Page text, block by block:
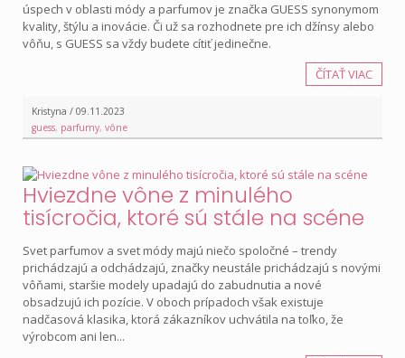
úspech v oblasti módy a parfumov je značka GUESS synonymom
kvality, štýlu a inovácie. Či už sa rozhodnete pre ich džínsy alebo
vôňu, s GUESS sa vždy budete cítiť jedinečne.
ČÍTAŤ VIAC
Kristyna / 09.11.2023
guess, parfumy, vône
Hviezdne vône z minulého
tisícročia, ktoré sú stále na scéne
Svet parfumov a svet módy majú niečo spoločné – trendy
prichádzajú a odchádzajú, značky neustále prichádzajú s novými
vôňami, staršie modely upadajú do zabudnutia a nové
obsadzujú ich pozície. V oboch prípadoch však existuje
nadčasová klasika, ktorá zákazníkov uchvátila na toľko, že
výrobcom ani len...